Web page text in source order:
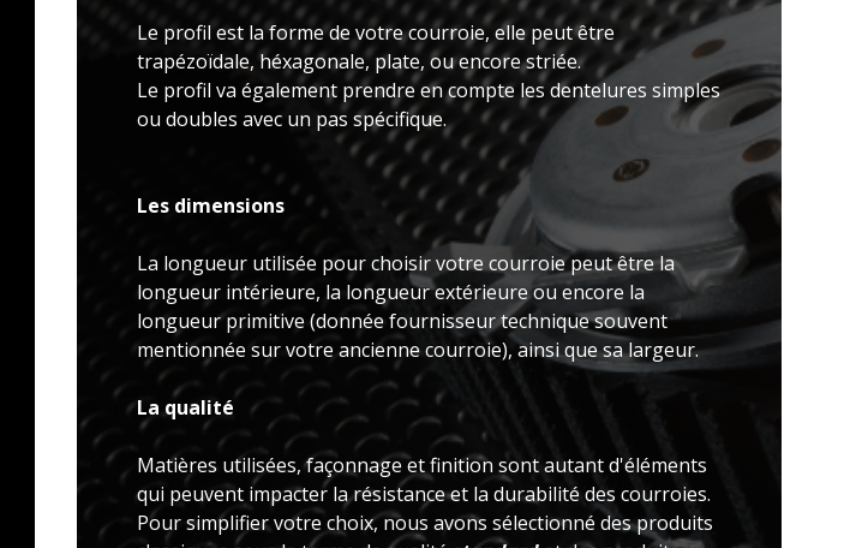
Le profil est la forme de votre courroie, elle peut être
trapézoïdale, héxagonale, plate, ou encore striée.
Le profil va également prendre en compte les dentelures simples
ou doubles avec un pas spécifique.
Les dimensions
La longueur utilisée pour choisir votre courroie peut être la
longueur intérieure, la longueur extérieure ou encore la
longueur primitive (donnée fournisseur technique souvent
mentionnée sur votre ancienne courroie), ainsi que sa largeur.
La qualité
Matières utilisées, façonnage et finition sont autant d'éléments
qui peuvent impacter la résistance et la durabilité des courroies.
Pour simplifier votre choix, nous avons sélectionné des produits